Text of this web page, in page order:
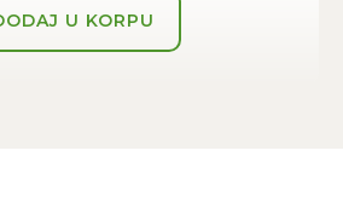
U KORPU